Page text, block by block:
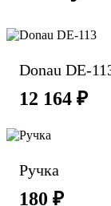
Donau DE-
12 164 ₽
Ручка
180 ₽